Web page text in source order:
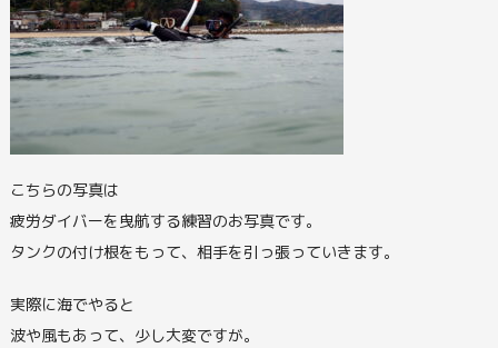
こちらの写真は
疲労ダイバーを曳航する練習のお写真です。
タンクの付け根をもって、相手を引っ張っていきます。
実際に海でやると
波や風もあって、少し大変ですが。